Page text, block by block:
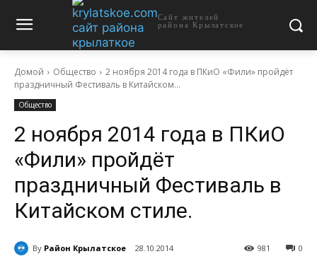
Сайт жителей
района Крылатское
Домой Общество
2 ноября 2014 года в ПКиО «Фили» пройдёт
праздничный Фестиваль в Китайском...
Общество
2 ноября 2014 года в ПКиО
«Фили» пройдёт
праздничный Фестиваль в
Китайском стиле.
By Район Крылатское 28.10.2014 0
981